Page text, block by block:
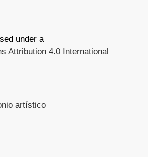
under a
Attribution 4.0 International
artístico